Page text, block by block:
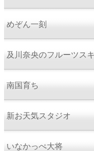
めぞん一刻
及川奈央のフルーツス
南国育ち
新お天気スタジオ
いなかっぺ大将